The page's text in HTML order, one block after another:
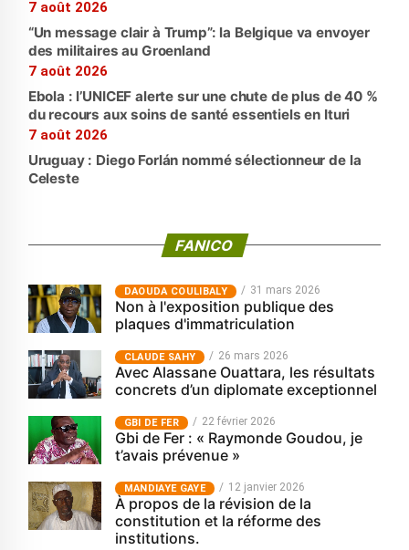
7 août 2026
“Un message clair à Trump”: la Belgique va envoyer
des militaires au Groenland
7 août 2026
Ebola : l’UNICEF alerte sur une chute de plus de 40 %
du recours aux soins de santé essentiels en Ituri
7 août 2026
Uruguay : Diego Forlán nommé sélectionneur de la
Celeste
FANICO
‎DAOUDA COULIBALY 31 mars 2026
Non à l'exposition publique des
plaques d'immatriculation
CLAUDE SAHY 26 mars 2026
Avec Alassane Ouattara, les résultats
concrets d’un diplomate exceptionnel
GBI DE FER 22 février 2026
Gbi de Fer : « Raymonde Goudou, je
t’avais prévenue »
MANDIAYE GAYE 12 janvier 2026
À propos de la révision de la
constitution et la réforme des
institutions.